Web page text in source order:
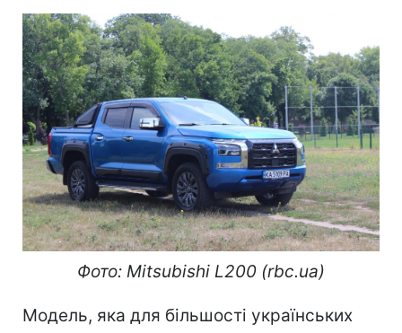
Фото: Mitsubishi L200 (rbc.ua)
Модель, яка для більшості українських